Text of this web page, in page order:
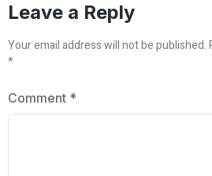
Leave a Reply
Your email address will not be published.
*
Comment *